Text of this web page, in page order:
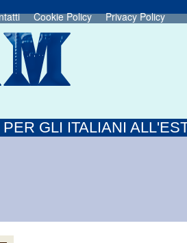
Cookie Policy Privacy Policy
GLI ITALIANI